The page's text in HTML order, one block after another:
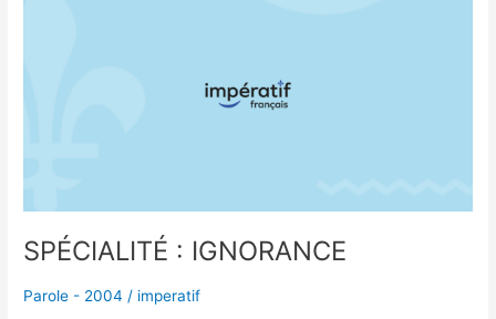
SPÉCIALITÉ : IGNORANCE
Parole - 2004 / imperatif